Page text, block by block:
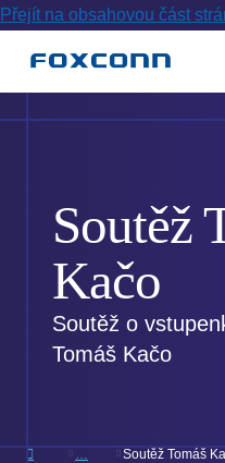
Přejít na obsahovou část
Soutěž
Kačo
Soutěž o
Tomáš Kačo
Soutěž Tomáš